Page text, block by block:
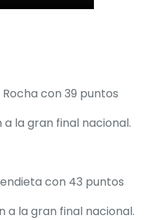
con 39 puntos
la gran final nacional.
con 43 puntos
a la gran final nacional.